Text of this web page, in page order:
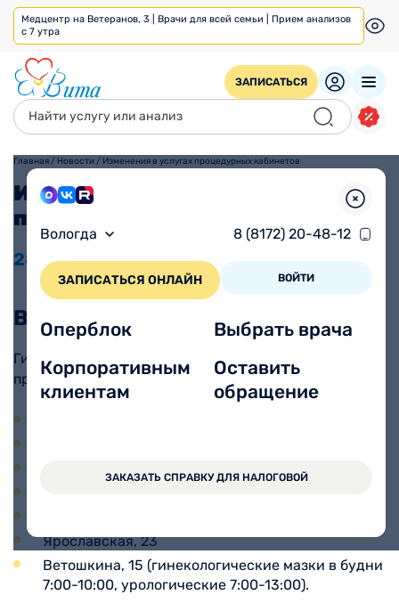
Медцентр на Ветеранов, 3 | Врачи для всей семьи | Прием анализов
с 7 утра
ЗАПИСАТЬСЯ
Вологда 8 (8172) 20-48-12
ЗАПИСАТЬСЯ ОНЛАЙН ВОЙТИ
Оперблок
Корпоративным
клиентам
Выбрать врача
Оставить
обращение
ЗАКАЗАТЬ СПРАВКУ ДЛЯ НАЛОГОВОЙ
Главная / Новости / Изменения в услугах процедурных кабинетов
Изменения в услугах
процедурных кабинетов
28.01
Возобновление приема мазков
Гинекологические и урологические мазки без
приема врача можно сдать в филиалах по адресам:
Беляева, 1А
Ярославская, 23
Ветошкина, 15 (гинекологические мазки в будни
7:00-10:00, урологические 7:00-13:00).